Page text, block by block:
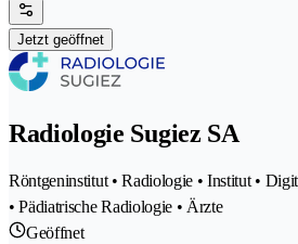
Jetzt geöffnet
Radiologie Sugiez SA
Röntgeninstitut • Radiologie • Institut •
• Pädiatrische Radiologie • Ärzte
Geöffnet